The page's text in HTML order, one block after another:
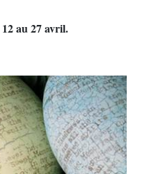
au 27 avril.